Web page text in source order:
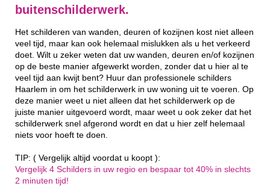
buitenschilderwerk.
Het schilderen van wanden, deuren of kozijnen kost niet alleen
veel tijd, maar kan ook helemaal mislukken als u het verkeerd
doet. Wilt u zeker weten dat uw wanden, deuren en/of kozijnen
op de beste manier afgewerkt worden, zonder dat u hier al te
veel tijd aan kwijt bent? Huur dan professionele schilders
Haarlem in om het schilderwerk in uw woning uit te voeren. Op
deze manier weet u niet alleen dat het schilderwerk op de
juiste manier uitgevoerd wordt, maar weet u ook zeker dat het
schilderwerk snel afgerond wordt en dat u hier zelf helemaal
niets voor hoeft te doen.
TIP: ( Vergelijk altijd voordat u koopt ):
Vergelijk 4 Schilders in uw regio en bespaar tot 40% in slechts
2 minuten tijd!